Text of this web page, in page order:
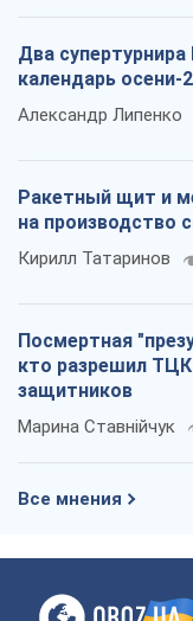
Два супертурнира
календарь осени-
Александр Липенко
Ракетный щит и
на производство
Кирилл Татаринов
Посмертная
кто разрешил
защитников
Марина Ставнійчук
Все мнения